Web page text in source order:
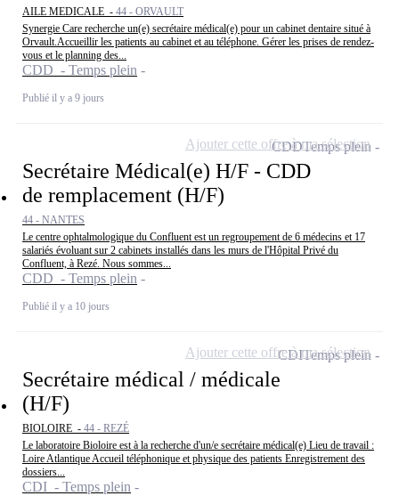
AILE MEDICALE - 44 - ORVAULT
Synergie Care recherche un(e) secrétaire médical(e) pour un cabinet dentaire situé à
Orvault.Accueillir les patients au cabinet et au téléphone. Gérer les prises de rendez-
vous et le planning des...
CDD - Temps plein
Publié il y a 9 jours
Secrétaire Médical(e) H/F - CDD
de remplacement (H/F)
44 - NANTES
Le centre ophtalmologique du Confluent est un regroupement de 6 médecins et 17
salariés évoluant sur 2 cabinets installés dans les murs de l'Hôpital Privé du
Confluent, à Rezé. Nous sommes...
CDD - Temps plein
Publié il y a 10 jours
CDDTemps plein
Ajouter cette offre à ma sélection
Secrétaire médical / médicale
(H/F)
BIOLOIRE - 44 - REZÉ
Le laboratoire Bioloire est à la recherche d'un/e secrétaire médical(e) Lieu de travail :
Loire Atlantique Accueil téléphonique et physique des patients Enregistrement des
dossiers...
CDI - Temps plein
CDITemps plein
Ajouter cette offre à ma sélection